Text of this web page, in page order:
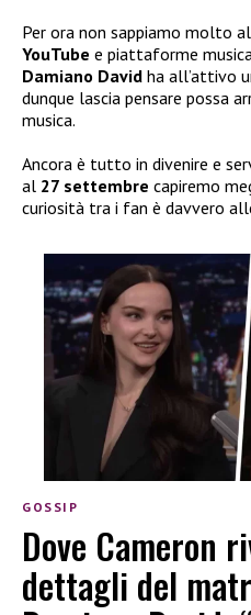
Per ora non sappiamo molto
YouTube e piattaforme
Damiano David ha all’attivo
dunque lascia pensare possa
musica.
Ancora è tutto in divenire e
al 27 settembre capiremo
curiosità tra i fan è davvero
GOSSIP
Dove Cameron
dettagli del